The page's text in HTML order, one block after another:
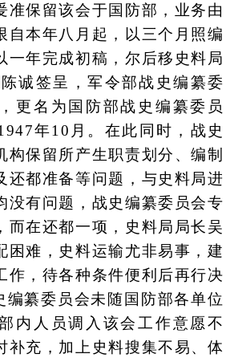
准保留该会于国防部，业务由
自本年八月起，以三个月照编
一年完成初稿，尔后移史料局
诚签呈，军令部战史编纂委
更名为国防部战史编纂委员
年10月。在此同时，战史
构保留所产生职责划分、编制
还都准备等问题，与史料局进
没有问题，战史编纂委员会专
而在还都一项，史料局局长吴
困难，史料运输尤非易事，建
作，待各种条件便利后再行决
纂委员会未随国防部各单位
内人员调入该会工作意愿不
补充，加上史料搜集不易、体